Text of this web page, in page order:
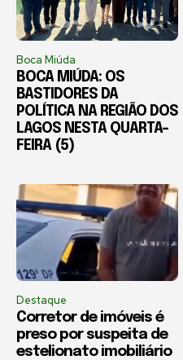
Boca Miúda
BOCA MIÚDA: OS
BASTIDORES DA
POLÍTICA NA REGIÃO DOS
LAGOS NESTA QUARTA-
FEIRA (5)
Destaque
Corretor de imóveis é
preso por suspeita de
estelionato imobiliário